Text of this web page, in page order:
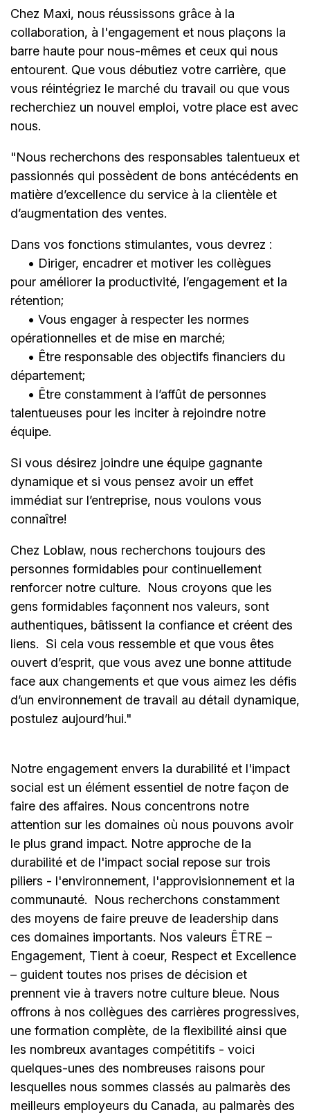
Chez Maxi, nous réussissons grâce à la
collaboration, à l'engagement et nous plaçons la
barre haute pour nous-mêmes et ceux qui nous
entourent. Que vous débutiez votre carrière, que
vous réintégriez le marché du travail ou que vous
recherchiez un nouvel emploi, votre place est avec
nous.
"Nous recherchons des responsables talentueux et
passionnés qui possèdent de bons antécédents en
matière d’excellence du service à la clientèle et
d’augmentation des ventes.
Dans vos fonctions stimulantes, vous devrez :
• Diriger, encadrer et motiver les collègues
pour améliorer la productivité, l’engagement et la
rétention;
• Vous engager à respecter les normes
opérationnelles et de mise en marché;
• Être responsable des objectifs financiers du
département;
• Être constamment à l’affût de personnes
talentueuses pour les inciter à rejoindre notre
équipe.
Si vous désirez joindre une équipe gagnante
dynamique et si vous pensez avoir un effet
immédiat sur l’entreprise, nous voulons vous
connaître!
Chez Loblaw, nous recherchons toujours des
personnes formidables pour continuellement
renforcer notre culture. Nous croyons que les
gens formidables façonnent nos valeurs, sont
authentiques, bâtissent la confiance et créent des
liens. Si cela vous ressemble et que vous êtes
ouvert d’esprit, que vous avez une bonne attitude
face aux changements et que vous aimez les défis
d’un environnement de travail au détail dynamique,
postulez aujourd’hui."
Notre engagement envers la durabilité et l'impact
social est un élément essentiel de notre façon de
faire des affaires. Nous concentrons notre
attention sur les domaines où nous pouvons avoir
le plus grand impact. Notre approche de la
durabilité et de l'impact social repose sur trois
piliers - l'environnement, l'approvisionnement et la
communauté.
Nous recherchons constamment
des moyens de faire preuve de leadership dans
ces domaines importants. Nos valeurs ÊTRE –
Engagement, Tient à coeur, Respect et Excellence
– guident toutes nos prises de décision et
prennent vie à travers notre culture bleue. Nous
offrons à nos collègues des carrières progressives,
une formation complète, de la flexibilité ainsi que
les nombreux avantages compétitifs - voici
quelques-unes des nombreuses raisons pour
lesquelles nous sommes classés au palmarès des
meilleurs employeurs du Canada, au palmarès des